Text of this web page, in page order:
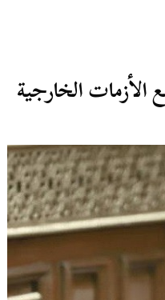
الخارجية